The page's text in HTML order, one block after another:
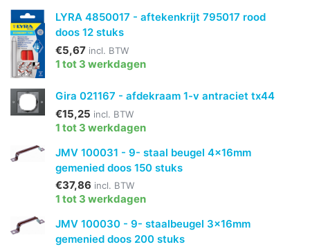
LYRA 4850017 - aftekenkrijt 795017 rood
doos 12 stuks
€5,67 incl. BTW
1 tot 3 werkdagen
Gira 021167 - afdekraam 1-v antraciet tx44
€15,25 incl. BTW
1 tot 3 werkdagen
JMV 100031 - 9- staal beugel 4x16mm
gemenied doos 150 stuks
€37,86 incl. BTW
1 tot 3 werkdagen
JMV 100030 - 9- staalbeugel 3x16mm
gemenied doos 200 stuks